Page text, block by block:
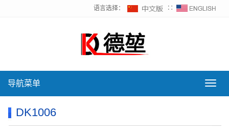
语言选择： ∷
导
导航菜单
DK1006